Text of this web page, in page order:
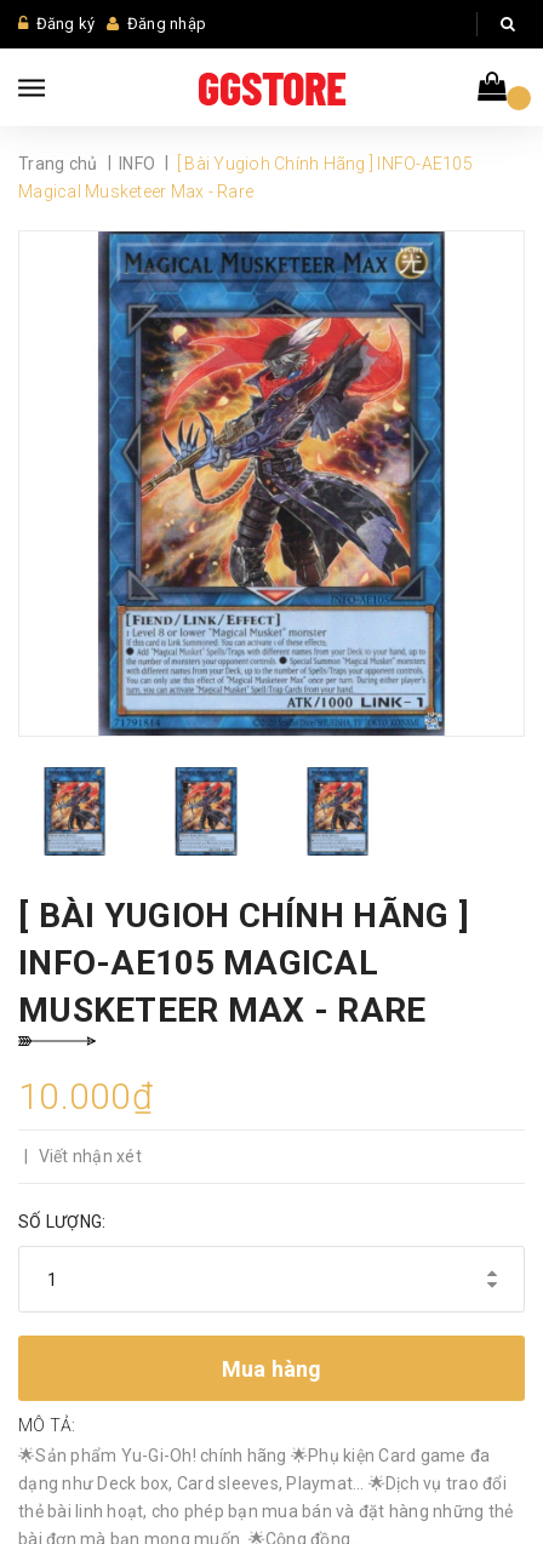
Đăng ký Đăng nhập
Trang chủ INFO
[ Bài Yugioh Chính Hãng ] INFO-AE105
Magical Musketeer Max - Rare
[ BÀI YUGIOH CHÍNH HÃNG ]
INFO-AE105 MAGICAL
MUSKETEER MAX - RARE
10.000₫
Viết nhận xét
SỐ LƯỢNG:
Mua hàng
MÔ TẢ:
🌟Sản phẩm Yu-Gi-Oh! chính hãng 🌟Phụ kiện Card game đa
dạng như Deck box, Card sleeves, Playmat… 🌟Dịch vụ trao đổi
thẻ bài linh hoạt, cho phép bạn mua bán và đặt hàng những thẻ
bài đơn mà bạn mong muốn. 🌟Cộng đồng...